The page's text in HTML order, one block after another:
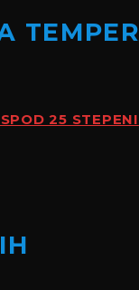
25 STEPENI